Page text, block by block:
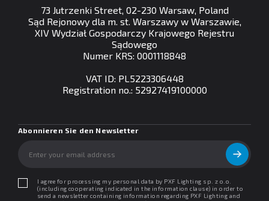
73 Jutrzenki Street, 02-230 Warsaw, Poland
Sąd Rejonowy dla m. st. Warszawy w Warszawie,
XIV Wydział Gospodarczy Krajowego Rejestru
Sądowego
Numer KRS: 0001118848
VAT ID: PL5223306448
Registration no.: 52927419100000
Abonnieren Sie den Newsletter
I agree for processing my personal data by PXF Lighting sp. z o.o.
(including cooperating indicated in the information clause) in order to
send a newsletter containing information regarding PXF Lighting and